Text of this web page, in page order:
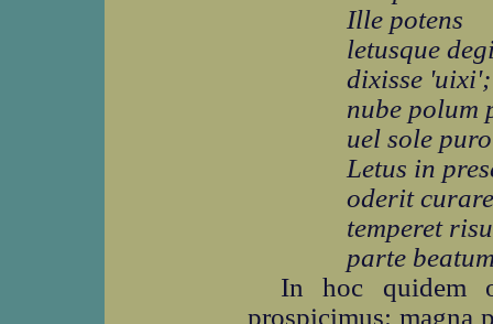
Ille potens
letusque
dixisse
nube polum
uel sole
Letus in
oderit
temperet
parte
In hoc quidem
prospicimus: magna